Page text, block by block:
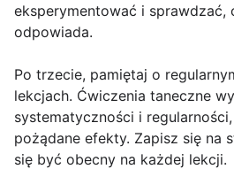
eksperymentować i sprawdzać,
odpowiada.
Po trzecie, pamiętaj o
lekcjach. Ćwiczenia taneczne
systematyczności i
pożądane efekty. Zapisz się na
się być obecny na każdej lekcji.